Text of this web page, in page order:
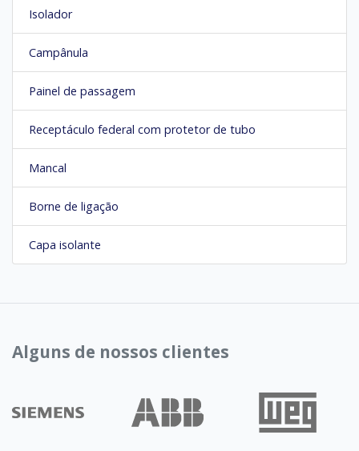
Isolador
Campânula
Painel de passagem
Receptáculo federal com protetor de tubo
Mancal
Borne de ligação
Capa isolante
Alguns de nossos clientes